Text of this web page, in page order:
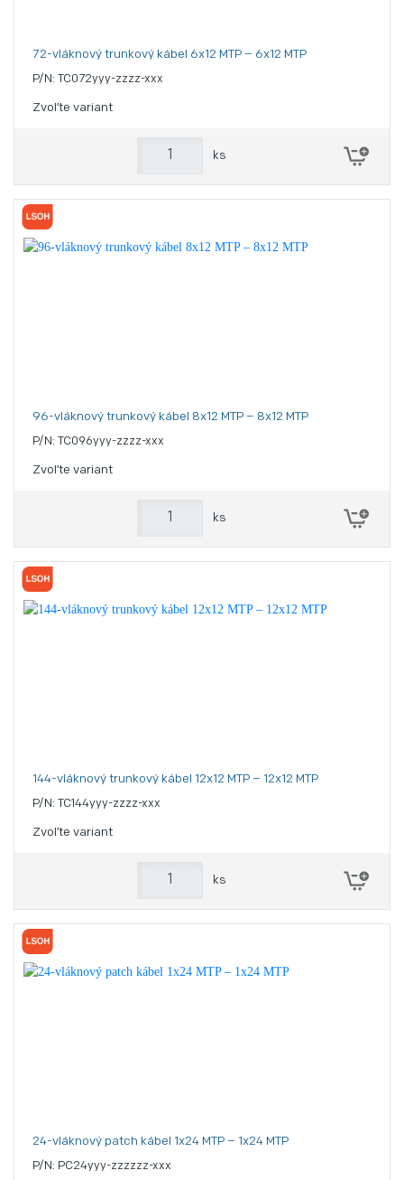
72-vláknový trunkový kábel 6x12 MTP – 6x12 MTP
P/N: TC072yyy-zzzz-xxx
Zvoľte variant
ks
96-vláknový trunkový kábel 8x12 MTP – 8x12 MTP
P/N: TC096yyy-zzzz-xxx
Zvoľte variant
ks
144-vláknový trunkový kábel 12x12 MTP – 12x12 MTP
P/N: TC144yyy-zzzz-xxx
Zvoľte variant
ks
24-vláknový patch kábel 1x24 MTP – 1x24 MTP
P/N: PC24yyy-zzzzzz-xxx